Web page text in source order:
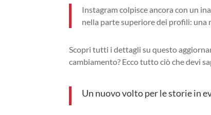
Instagram colpisce ancora con un
nella parte superiore dei profili: una
Scopri tutti i dettagli su questo
cambiamento? Ecco tutto ciò che devi
Un nuovo volto per le storie in